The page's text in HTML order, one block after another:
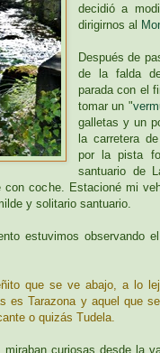
decidió a
dirigirnos al
Después de
de la falda
parada con el
tomar un "
galletas y un
la carretera
por la pista
santuario de
con coche. Estacioné mi
y solitario santuario.
estuvimos observando
que se ve abajo, a lo
es Tarazona y aquel que
o quizás Tudela.
miraban curiosas desde la